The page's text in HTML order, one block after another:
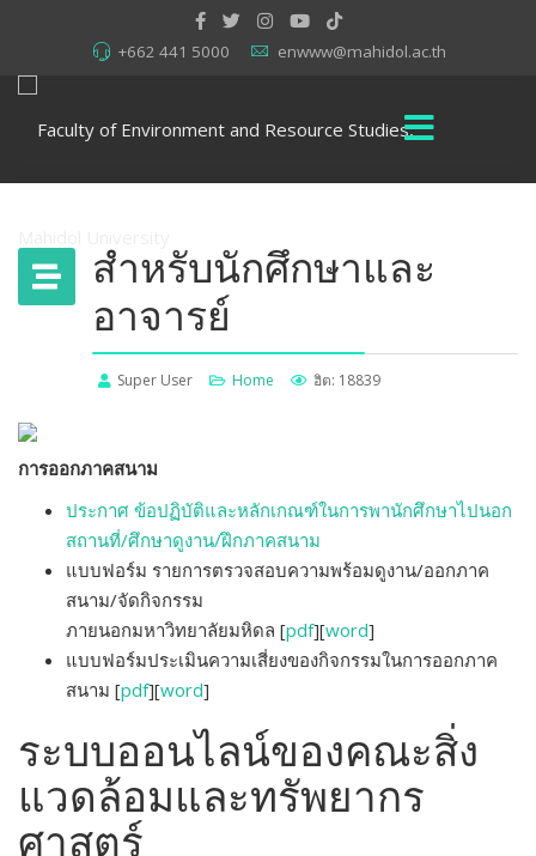
+662 441 5000 enwww@mahidol.ac.th
สำหรับนักศึกษาและ
อาจารย์
Super User Home ฮิต: 18839
การออกภาคสนาม
ประกาศ ข้อปฏิบัติและหลักเกณฑ์ในการพานักศึกษาไปนอก
สถานที่/ศึกษาดูงาน/ฝึกภาคสนาม
แบบฟอร์ม รายการตรวจสอบความพร้อมดูงาน/ออกภาค
สนาม/จัดกิจกรรม
ภายนอกมหาวิทยาลัยมหิดล [pdf][word]
แบบฟอร์มประเมินความเสี่ยงของกิจกรรมในการออกภาค
สนาม [pdf][word]
ระบบออนไลน์ของคณะสิ่ง
แวดล้อมและทรัพยากร
ศาสตร์